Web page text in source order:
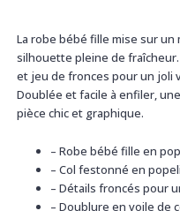
La robe bébé fille mise sur
silhouette pleine de
et jeu de fronces pour un joli
Doublée et facile à enfiler,
pièce chic et graphique.
– Robe bébé fille en
– Col festonné en
– Détails froncés pour
– Doublure en voile de